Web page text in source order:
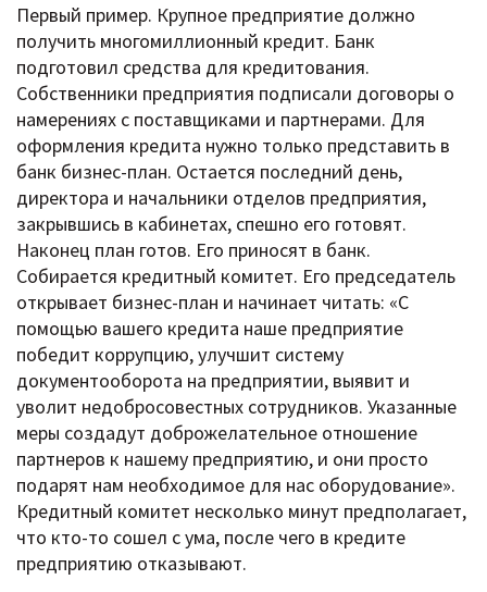
Первый пример. Крупное предприятие должно
получить многомиллионный кредит. Банк
подготовил средства для кредитования.
Собственники предприятия подписали договоры о
намерениях с поставщиками и партнерами. Для
оформления кредита нужно только представить в
банк бизнес-план. Остается последний день,
директора и начальники отделов предприятия,
закрывшись в кабинетах, спешно его готовят.
Наконец план готов. Его приносят в банк.
Собирается кредитный комитет. Его председатель
открывает бизнес-план и начинает читать: «С
помощью вашего кредита наше предприятие
победит коррупцию, улучшит систему
документооборота на предприятии, выявит и
уволит недобросовестных сотрудников. Указанные
меры создадут доброжелательное отношение
партнеров к нашему предприятию, и они просто
подарят нам необходимое для нас оборудование».
Кредитный комитет несколько минут предполагает,
что кто-то сошел с ума, после чего в кредите
предприятию отказывают.